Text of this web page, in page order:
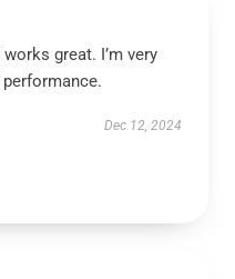
great. I’m very
Dec 12, 2024